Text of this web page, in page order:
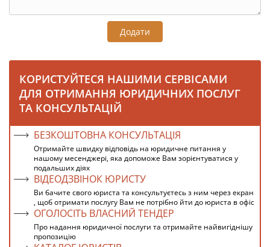
Додати
КОРИСТУЙТЕСЯ НАШИМИ СЕРВІСАМИ
ДЛЯ ОТРИМАННЯ ЮРИДИЧНИХ ПОСЛУГ
ТА КОНСУЛЬТАЦІЙ
БЕЗКОШТОВНА КОНСУЛЬТАЦІЯ
Отримайте швидку відповідь на юридичне питання у
нашому месенджері, яка допоможе Вам зорієнтуватися у
подальших діях
ВІДЕОДЗВІНОК ЮРИСТУ
Ви бачите свого юриста та консультуєтесь з ним через екран
, щоб отримати послугу Вам не потрібно йти до юриста в офіс
ОГОЛОСІТЬ ВЛАСНИЙ ТЕНДЕР
Про надання юридичної послуги та отримайте найвигіднішу
пропозицію